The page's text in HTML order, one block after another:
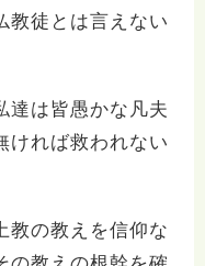
教徒とは言えない
達は皆愚かな凡夫
ければ救われない
教の教えを信仰な